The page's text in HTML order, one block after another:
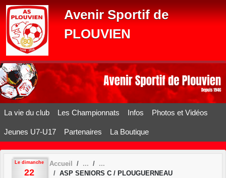
Avenir Sportif de
PLOUVIEN
La vie du club Les Championnats Infos Photos et Vidéos
Jeunes U7-U17 Partenaires La Boutique
Le dimanche
22
Accueil
ASP SENIORS C / PLOUGUERNEAU
Panneau de gestion des cookies